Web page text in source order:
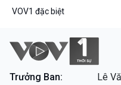
VOV1 đặc biệt
Trưởng Ban: Lê